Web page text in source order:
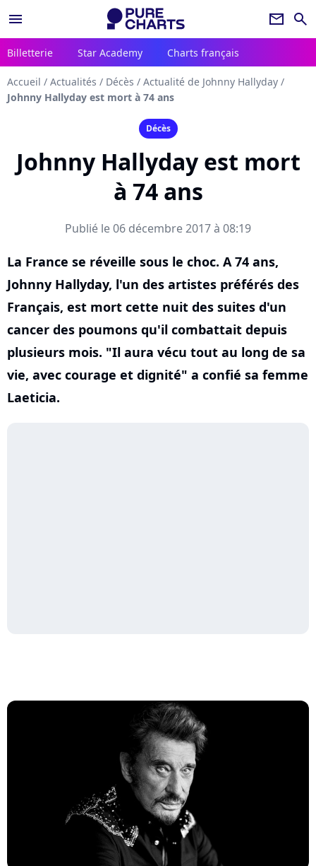
menu newsletter search
Billetterie Star Academy Charts français
Accueil / Actualités / Décès / Actualité de Johnny Hallyday /
Johnny Hallyday est mort à 74 ans
Décès
Johnny Hallyday est mort
à 74 ans
Publié le 06 décembre 2017 à 08:19
La France se réveille sous le choc. A 74 ans,
Johnny Hallyday, l'un des artistes préférés des
Français, est mort cette nuit des suites d'un
cancer des poumons qu'il combattait depuis
plusieurs mois. "Il aura vécu tout au long de sa
vie, avec courage et dignité" a confié sa femme
Laeticia.